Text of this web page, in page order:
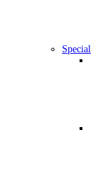
Special